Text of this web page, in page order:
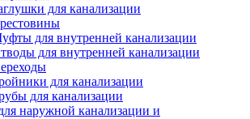
для канализации
для внутренней канализации
для внутренней канализации
для канализации
для канализации
наружной канализации и